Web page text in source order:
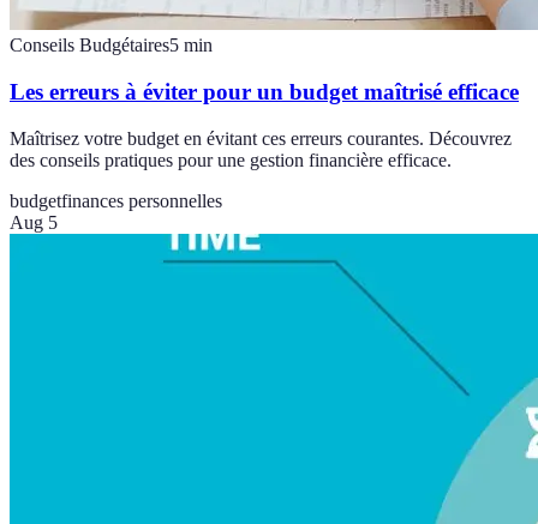
Conseils Budgétaires5 min
Les erreurs à éviter pour un budget maîtrisé efficace
Maîtrisez votre budget en évitant ces erreurs courantes. Découvrez
des conseils pratiques pour une gestion financière efficace.
budgetfinances personnelles
Aug 5